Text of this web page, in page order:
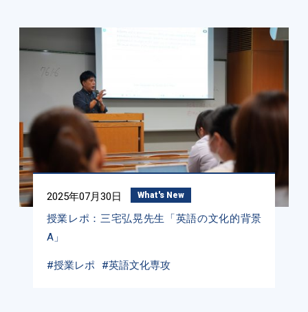
2025年07月30日 What's New
授業レポ：三宅弘晃先生「英語の文化的背景
A」
#授業レポ #英語文化専攻